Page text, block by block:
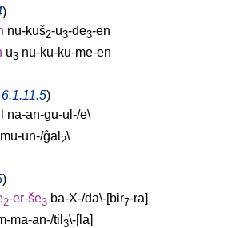
)
nu-kuš2-u3-de3-en
u3 nu-ku-ku-me-en
6.1.11.5)
na-an-gu-ul-/e\
mu-un-/ĝal 2\
)
2-er-še3 ba-X-/da\-[bir7-ra]
ma-an-/til 3\-[la]